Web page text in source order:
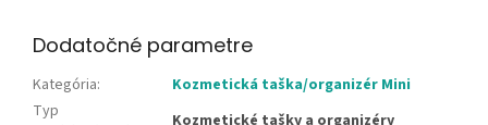
Dodatočné parametre
Kategória:
Kozmetická taška/organizér Mini
Typ